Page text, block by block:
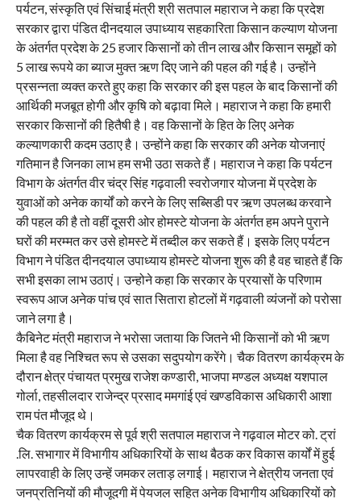
पर्यटन, संस्कृति एवं सिंचाई मंत्री श्री सतपाल महाराज ने कहा कि प्रदेश
सरकार द्वारा पंडित दीनदयाल उपाध्याय सहकारिता किसान कल्याण योजना
के अंतर्गत प्रदेश के 25 हजार किसानों को तीन लाख और किसान समूहों को
5 लाख रूपये का ब्याज मुक्त ऋण दिए जाने की पहल की गई है। उन्होंने
प्रसन्नता व्यक्त करते हुए कहा कि सरकार की इस पहल के बाद किसानों की
आर्थिकी मजबूत होगी और कृषि को बढ़ावा मिले। महाराज ने कहा कि हमारी
सरकार किसानों की हितैषी है। वह किसानों के हित के लिए अनेक
कल्याणकारी कदम उठाए है। उन्होंने कहा कि सरकार की अनेक योजनाएं
गतिमान है जिनका लाभ हम सभी उठा सकते हैं। महाराज ने कहा कि पर्यटन
विभाग के अंतर्गत वीर चंद्र सिंह गढ़वाली स्वरोजगार योजना में प्रदेश के
युवाओं को अनेक कार्यों को करने के लिए सब्सिडी पर ऋण उपलब्ध करवाने
की पहल की है तो वहीं दूसरी ओर होमस्टे योजना के अंतर्गत हम अपने पुराने
घरों की मरम्मत कर उसे होमस्टे में तब्दील कर सकते हैं। इसके लिए पर्यटन
विभाग ने पंडित दीनदयाल उपाध्याय होमस्टे योजना शुरू की है वह चाहते हैं कि
सभी इसका लाभ उठाएं। उन्होने कहा कि सरकार के प्रयासों के परिणाम
स्वरूप आज अनेक पांच एवं सात सितारा होटलों में गढ़वाली व्यंजनों को परोसा
जाने लगा है।
कैबिनेट मंत्री महाराज ने भरोसा जताया कि जितने भी किसानों को भी ऋण
मिला है वह निश्चित रूप से उसका सदुपयोग करेंगे। चैक वितरण कार्यक्रम के
दौरान क्षेत्र पंचायत प्रमुख राजेश कण्डारी, भाजपा मण्डल अध्यक्ष यशपाल
गोर्ला, तहसीलदार राजेन्द्र प्रसाद ममगांई एवं खण्डविकास अधिकारी आशा
राम पंत मौजूद थे।
चैक वितरण कार्यक्रम से पूर्व श्री सतपाल महाराज ने गढ़वाल मोटर को. ट्रां
.लि. सभागार में विभागीय अधिकारियों के साथ बैठक कर विकास कार्यों में हुई
लापरवाही के लिए उन्हें जमकर लताड़ लगाई। महाराज ने क्षेत्रीय जनता एवं
जनप्रतिनियों की मौजूदगी में पेयजल सहित अनेक विभागीय अधिकारियों को